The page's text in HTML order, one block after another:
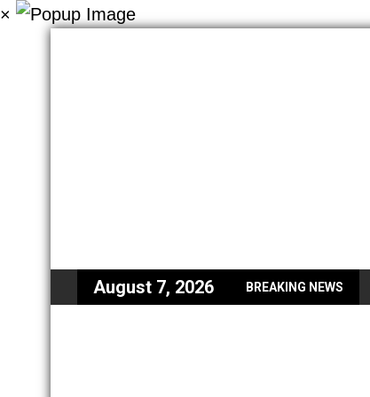
×
August 7, 2026 BREAKING NEWS